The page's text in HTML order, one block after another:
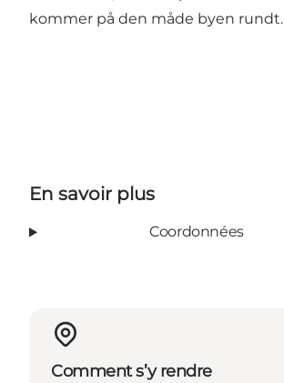
kommer på den måde byen rundt.
En savoir plus
Coordonnées
Comment s’y rendre